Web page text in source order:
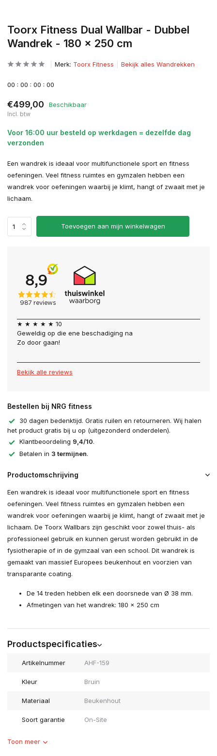
Toorx Fitness Dual Wallbar - Dubbel
Wandrek - 180 x 250 cm
Merk: Toorx Fitness Bekijk alles Wandrekken
00 : 00 : 00 : 00
€499,00 Beschikbaar
Incl. btw
Voor 16:00 uur besteld op werkdagen = dezelfde dag
verzonden
Een wandrek is ideaal voor multifunctionele sport en fitness
oefeningen. Veel fitness ruimtes en gymzalen hebben een
wandrek voor oefeningen waarbij je klimt, hangt of zwaait met je
lichaam.
Toevoegen aan mijn winkelwagen
★ ★ ★ ★ ★ 10
Geweldig op die ene beschadiging na
Zo door gaan!
Bekijk alle reviews
Bestellen bij NRG fitness
30 dagen bedenktijd. Gratis ruilen en retourneren. Wij halen
het product gratis bij u op (uitgezonderd onderdelen).
Klantbeoordeling 9,4/10.
Betalen in 3 termijnen.
Productomschrijving
Een wandrek is ideaal voor multifunctionele sport en fitness
oefeningen. Veel fitness ruimtes en gymzalen hebben een
wandrek voor oefeningen waarbij je klimt, hangt of zwaait met je
lichaam. De Toorx Wallbars zijn geschikt voor zowel thuis- als
professioneel gebruik en kunnen gerust worden gebruikt in de
fysiotherapie of in de gymzaal van een school. Dit wandrek is
gemaakt van massief Europees beukenhout en voorzien van
transparante coating.
De 14 treden hebben elk een doorsnede van Ø 38 mm.
Afmetingen van het wandrek: 180 x 250 cm
Productspecificaties
Artikelnummer AHF-159
Kleur Bruin
Materiaal Beukenhout
Soort garantie On-Site
Toon meer